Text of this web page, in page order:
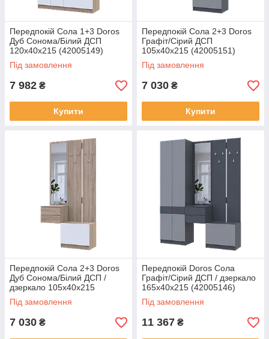
Передпокій Сола 1+3 Doros
Дуб Сонома/Білий ДСП
120х40х215 (42005149)
Під замовлення
7 982 ₴
Купити
Передпокій Сола 2+3 Doros
Графіт/Сірий ДСП
105х40х215 (42005151)
Під замовлення
7 030 ₴
Купити
Передпокій Сола 2+3 Doros
Дуб Сонома/Білий ДСП /
дзеркало 105х40х215
(42005148)
Під замовлення
7 030 ₴
Передпокій Doros Сола
Графіт/Сірий ДСП / дзеркало
165х40х215 (42005146)
Під замовлення
11 367 ₴